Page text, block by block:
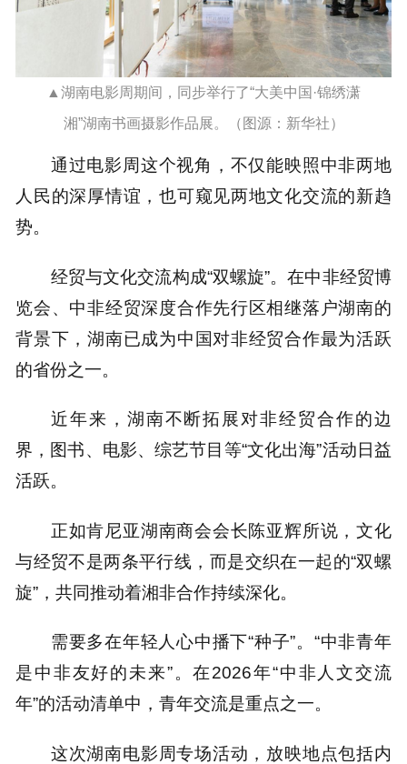
▲湖南电影周期间，同步举行了“大美中国·锦绣潇
湘”湖南书画摄影作品展。（图源：新华社）
通过电影周这个视角，不仅能映照中非两地
人民的深厚情谊，也可窥见两地文化交流的新趋
势。
经贸与文化交流构成“双螺旋”。在中非经贸博
览会、中非经贸深度合作先行区相继落户湖南的
背景下，湖南已成为中国对非经贸合作最为活跃
的省份之一。
近年来，湖南不断拓展对非经贸合作的边
界，图书、电影、综艺节目等“文化出海”活动日益
活跃。
正如肯尼亚湖南商会会长陈亚辉所说，文化
与经贸不是两条平行线，而是交织在一起的“双螺
旋”，共同推动着湘非合作持续深化。
需要多在年轻人心中播下“种子”。“中非青年
是中非友好的未来”。在2026年“中非人文交流
年”的活动清单中，青年交流是重点之一。
这次湖南电影周专场活动，放映地点包括内